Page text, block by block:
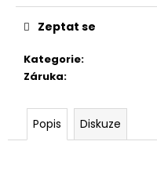
Kategorie:
Záruka:
Zeptat se
Popis Diskuze
u
č
e